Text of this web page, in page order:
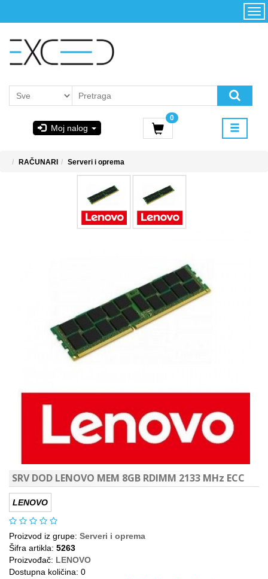
Moj nalog
0
Početna
korišćenja i
PoweredByAsus
MICROSOFT
RAČUNARI Serveri i oprema
SRV DOD LENOVO MEM 8GB RDIMM 2133 MHz ECC
LENOVO
Proizvod iz grupe: Serveri i oprema
Šifra artikla: 5263
Proizvođač: LENOVO
Dostupna količina: 0